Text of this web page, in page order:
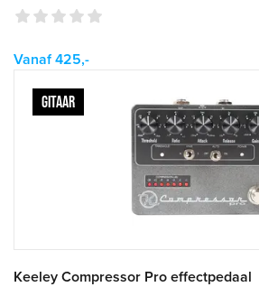
Vanaf 425,-
GITAAR
Keeley Compressor Pro effectpedaal